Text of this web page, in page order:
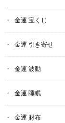
金運 宝くじ
金運 引き寄せ
金運 波動
金運 睡眠
金運 財布